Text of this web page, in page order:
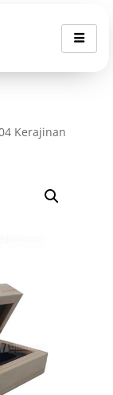
Kerajinan